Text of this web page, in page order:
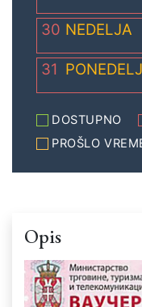
30 NEDELJA
31
DOSTUPNO
PROŠLO
Opis